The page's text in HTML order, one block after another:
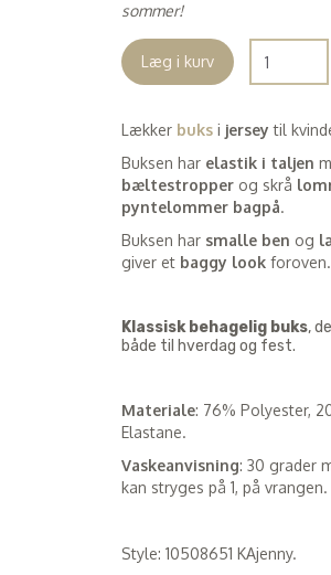
sommer!
Læg i kurv
Lækker buks i jersey til
Buksen har elastik i taljen
bæltestropper og skrå
pyntelommer bagpå.
Buksen har smalle ben og
giver et baggy lookforoven.
Klassisk behagelig buks,
både til hverdag og fest.
Materiale: 76% Polyester,
Elastane.
Vaskeanvisning: 30 grader
kan stryges på 1, på vrangen.
Style: 10508651 KAjenny.